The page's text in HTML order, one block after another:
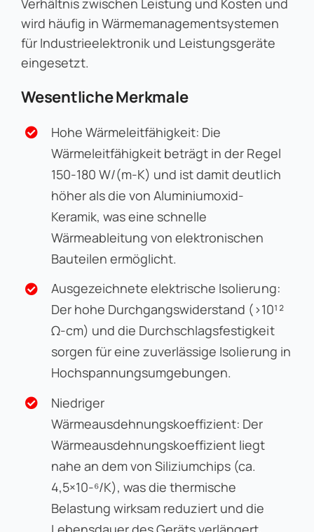
Verhältnis zwischen Leistung und Kosten und
wird häufig in Wärmemanagementsystemen
für Industrieelektronik und Leistungsgeräte
eingesetzt.
Wesentliche Merkmale
Hohe Wärmeleitfähigkeit: Die
Wärmeleitfähigkeit beträgt in der Regel
150-180 W/(m-K) und ist damit deutlich
höher als die von Aluminiumoxid-
Keramik, was eine schnelle
Wärmeableitung von elektronischen
Bauteilen ermöglicht.
Ausgezeichnete elektrische Isolierung:
Der hohe Durchgangswiderstand (>10¹²
Ω-cm) und die Durchschlagsfestigkeit
sorgen für eine zuverlässige Isolierung in
Hochspannungsumgebungen.
Niedriger
Wärmeausdehnungskoeffizient: Der
Wärmeausdehnungskoeffizient liegt
nahe an dem von Siliziumchips (ca.
4,5×10-⁶/K), was die thermische
Belastung wirksam reduziert und die